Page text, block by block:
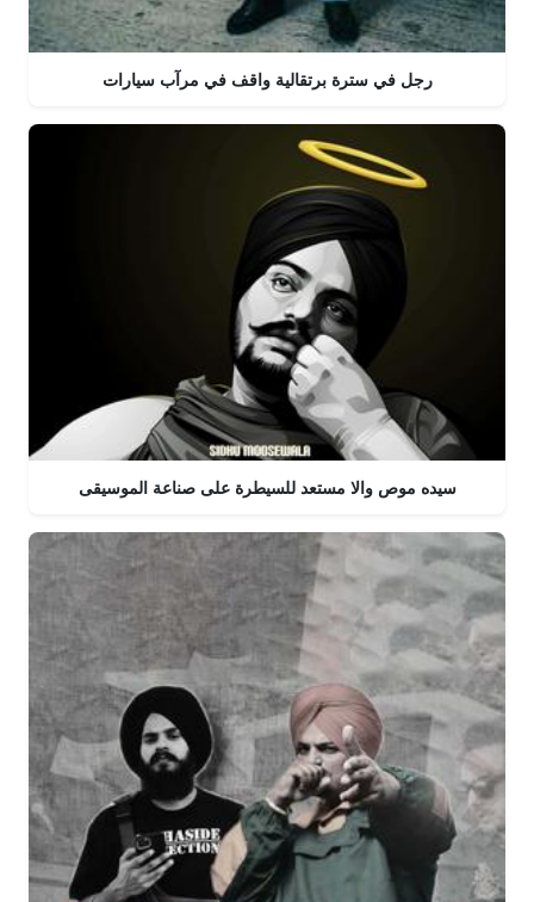
رجل في سترة برتقالية واقف في مرآب سيارات
سيده موص والا مستعد للسيطرة على صناعة الموسيقى